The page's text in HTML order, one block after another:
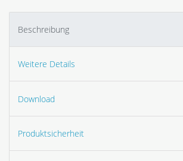
Beschreibung
Weitere Details
Download
Produktsicherheit